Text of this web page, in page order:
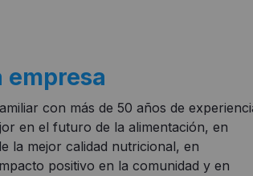
empresa
con más de 50 años de
en el futuro de la alimentación, en
la mejor calidad nutricional, en
positivo en la comunidad y en